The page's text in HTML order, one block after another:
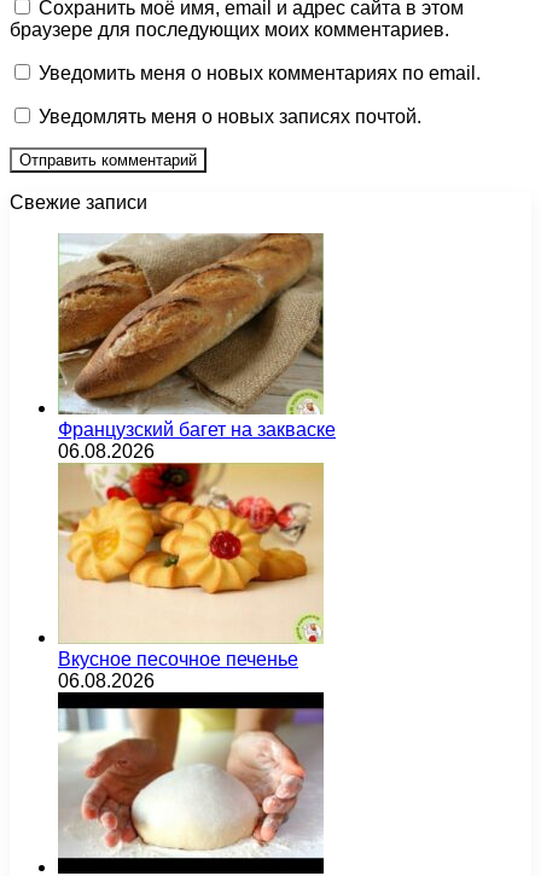
Сохранить моё имя, email и адрес сайта в этом
браузере для последующих моих комментариев.
Уведомить меня о новых комментариях по email.
Уведомлять меня о новых записях почтой.
Свежие записи
Французский багет на закваске
06.08.2026
Вкусное песочное печенье
06.08.2026